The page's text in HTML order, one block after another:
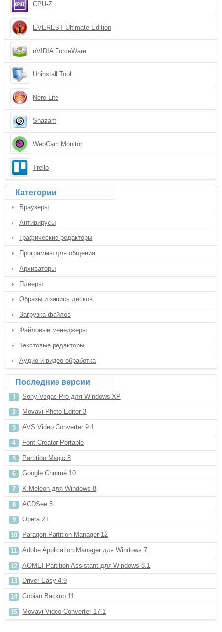
CPU-Z
EVEREST Ultimate Edition
nVIDIA ForceWare
Uninstall Tool
Nero Lite
Shazam
WebCam Monitor
Trello
Категории
Браузеры
Антивирусы
Графические редакторы
Программы для общения
Архиваторы
Плееры
Образы и запись дисков
Загрузка файлов
Файловые менеджеры
Текстовые редакторы
Аудио и видео обработка
Последние версии
Sony Vegas Pro для Windows XP
Movavi Photo Editor 3
AVS Video Converter 9.1
Font Creator Portable
Partition Magic 8
Google Chrome 10
K-Meleon для Windows 8
ACDSee 5
Opera 21
Paragon Partition Manager 12
Adobe Application Manager для Windows 7
AOMEI Partition Assistant для Windows 8.1
Driver Easy 4.9
Cobian Backup 11
Movavi Video Converter 17.1